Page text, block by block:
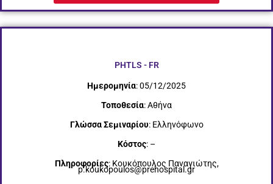
PHTLS - FR
Ημερομηνία: 05/12/2025
Τοποθεσία: Αθήνα
Γλώσσα Σεμιναρίου: Ελληνόφωνο
Κόστος: –
Πληροφορίες: Κουκόπουλος Παναγιώτης,
p.koukopoulos@prehospital.gr